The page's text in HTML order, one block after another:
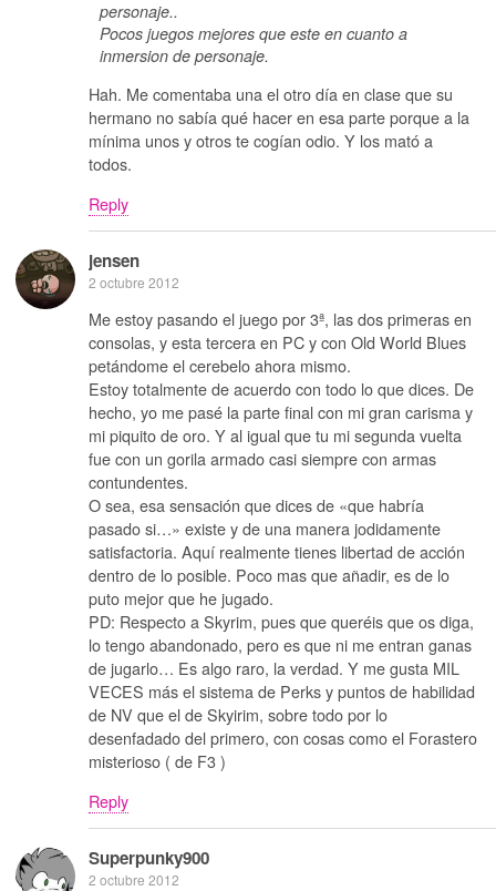
personaje..
Pocos juegos mejores que este en cuanto a
inmersion de personaje.
Hah. Me comentaba una el otro día en clase que su
hermano no sabía qué hacer en esa parte porque a la
mínima unos y otros te cogían odio. Y los mató a
todos.
Reply
jensen
2 octubre 2012
Me estoy pasando el juego por 3ª, las dos primeras en
consolas, y esta tercera en PC y con Old World Blues
petándome el cerebelo ahora mismo.
Estoy totalmente de acuerdo con todo lo que dices. De
hecho, yo me pasé la parte final con mi gran carisma y
mi piquito de oro. Y al igual que tu mi segunda vuelta
fue con un gorila armado casi siempre con armas
contundentes.
O sea, esa sensación que dices de «que habría
pasado si…» existe y de una manera jodidamente
satisfactoria. Aquí realmente tienes libertad de acción
dentro de lo posible. Poco mas que añadir, es de lo
puto mejor que he jugado.
PD: Respecto a Skyrim, pues que queréis que os diga,
lo tengo abandonado, pero es que ni me entran ganas
de jugarlo… Es algo raro, la verdad. Y me gusta MIL
VECES más el sistema de Perks y puntos de habilidad
de NV que el de Skyirim, sobre todo por lo
desenfadado del primero, con cosas como el Forastero
misterioso ( de F3 )
Reply
Superpunky900
2 octubre 2012